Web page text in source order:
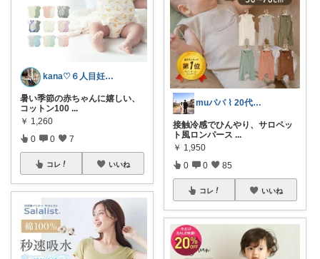
kana♡６人目妊娠中〜こどもとくらす〜
暑い季節の赤ちゃんに嬉しい、
コットン100 ...
￥ 1,260
0 0 7
コレ いいね
muパパ ⌇ 20代パパの子育て
接触冷感でひんやり、サロペッ
ト風ロンパース ...
￥ 1,950
0 0 85
コレ いいね